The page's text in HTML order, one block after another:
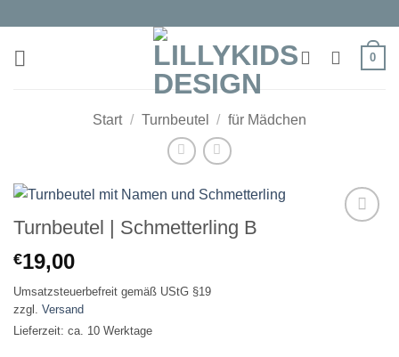
springen
0
Start / Turnbeutel / für Mädchen
Turnbeutel | Schmetterling B
€19,00
Umsatzsteuerbefreit gemäß UStG §19
zzgl. Versand
Lieferzeit: ca. 10 Werktage